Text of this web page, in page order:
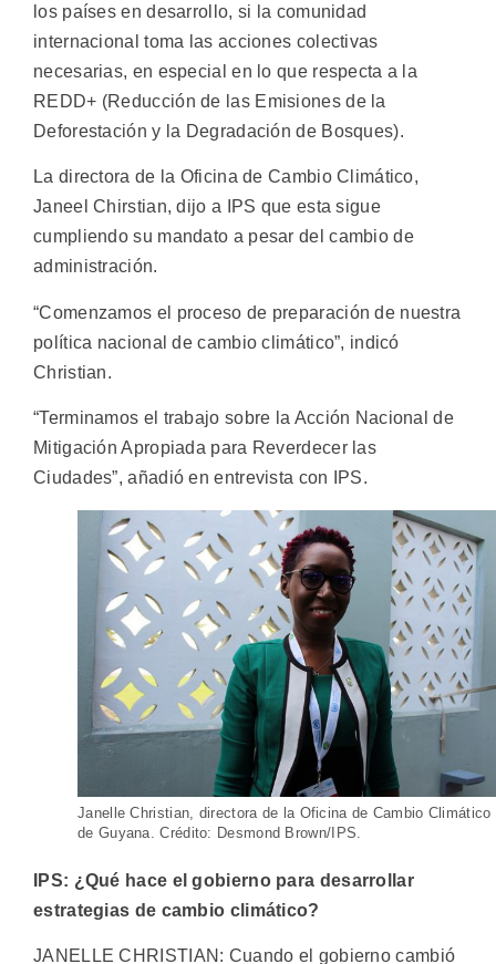
los países en desarrollo, si la comunidad
internacional toma las acciones colectivas
necesarias, en especial en lo que respecta a la
REDD+ (Reducción de las Emisiones de la
Deforestación y la Degradación de Bosques).
La directora de la Oficina de Cambio Climático,
Janeel Chirstian, dijo a IPS que esta sigue
cumpliendo su mandato a pesar del cambio de
administración.
“Comenzamos el proceso de preparación de nuestra
política nacional de cambio climático”, indicó
Christian.
“Terminamos el trabajo sobre la Acción Nacional de
Mitigación Apropiada para Reverdecer las
Ciudades”, añadió en entrevista con IPS.
Janelle Christian, directora de la Oficina de Cambio Climático
de Guyana. Crédito: Desmond Brown/IPS.
IPS: ¿Qué hace el gobierno para desarrollar
estrategias de cambio climático?
JANELLE CHRISTIAN: Cuando el gobierno cambió